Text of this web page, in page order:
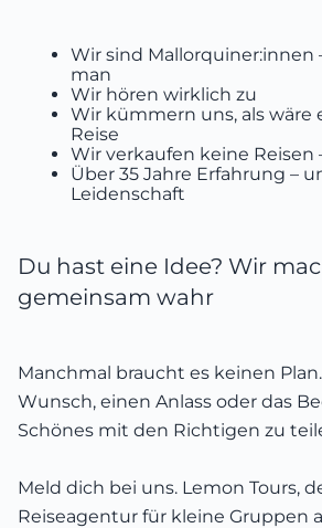
Wir sind Mallorquiner:innen
man
Wir hören wirklich zu
Wir kümmern uns, als wäre
Reise
Wir verkaufen keine Reisen
Über 35 Jahre Erfahrung –
Leidenschaft
Du hast eine Idee? Wir
gemeinsam wahr
Manchmal braucht es keinen
Wunsch, einen Anlass oder das
Schönes mit den Richtigen zu
Meld dich bei uns. Lemon Tours,
Reiseagentur für kleine Gruppen